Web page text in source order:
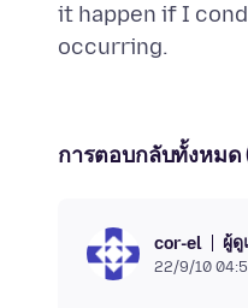
it happen if I
การตอบกลับทั้งหมด
cor-el ผู้ดู
22/9/10